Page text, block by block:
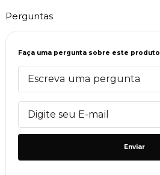
Perguntas
Faça uma pergunta sobre este produto
Enviar